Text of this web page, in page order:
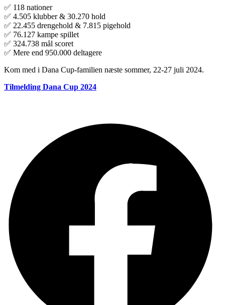
✅ 118 nationer
✅ 4.505 klubber & 30.270 hold
✅ 22.455 drengehold & 7.815 pigehold
✅ 76.127 kampe spillet
✅ 324.738 mål scoret
✅ Mere end 950.000 deltagere
Kom med i Dana Cup-familien næste sommer, 22-27 juli 2024.
Tilmelding Dana Cup 2024